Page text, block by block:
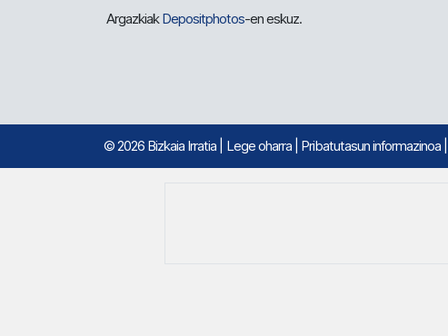
ArgazkiakDepositphotos-en eskuz.
© 2026 Bizkaia Irratia Lege oharra Pribatutasun informazinoa